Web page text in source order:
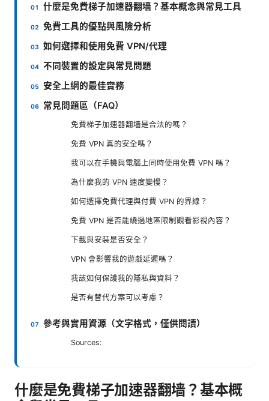
什麼是免費梯子加速器翻墙？基本概念與常見工具
免費工具的優點與風險分析
如何選擇和使用免費 VPN/代理
不同裝置的設定與常見問題
安全上網的最佳實務
常見問題區（FAQ）
免費梯子加速器翻墙是合法的嗎？
免費 VPN 真的安全嗎？
我可以在手機與電腦上同時使用免費 VPN 嗎？
為什麼我的 VPN 速度變慢？
如何選擇免費代理與付費 VPN 的界線？
免費 VPN 是否能繞過地區限制觀看影視內容？
下載與安裝是否安全？
VPN 會影響我的遊戲延遲嗎？
我該如何保護我的隱私與資料？
是否有替代方案可以考慮？
參考與實用資源（文字格式，僅供閱讀）
Sources:
什麼是免費梯子加速器翻墙？基本概